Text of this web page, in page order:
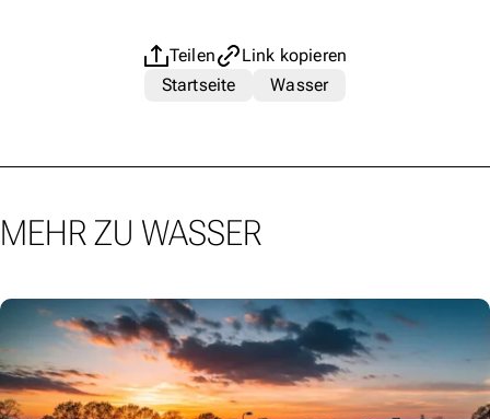
Teilen
Link kopieren
Startseite
Wasser
MEHR ZU WASSER